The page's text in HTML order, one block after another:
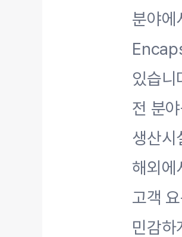
분야
있습니
전 분
생산
해외에
고객
민감하